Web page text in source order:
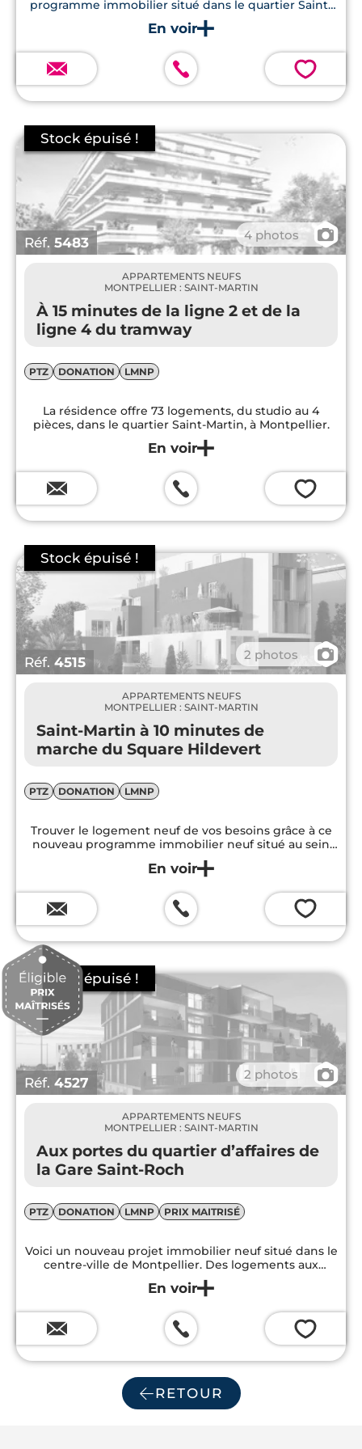
programme immobilier situé dans le quartier Saint-
Martin au sud de Montpellier...
💗
Réf. 5483 4 photos 📷
APPARTEMENTS NEUFS
MONTPELLIER : SAINT-MARTIN
À 15 minutes de la ligne 2 et de la
ligne 4 du tramway
PTZ DONATION LMNP
La résidence offre 73 logements, du studio au 4
pièces, dans le quartier Saint-Martin, à Montpellier.
💗
Réf. 4515 2 photos 📷
APPARTEMENTS NEUFS
MONTPELLIER : SAINT-MARTIN
Saint-Martin à 10 minutes de
marche du Square Hildevert
PTZ DONATION LMNP
Trouver le logement neuf de vos besoins grâce à ce
nouveau programme immobilier neuf situé au sein
de la ville de Montpellier. Des appartements de 2 à 4
pièces sont proposés. Tous disposent de très bonnes
💗
Réf. 4527 2 photos 📷
APPARTEMENTS NEUFS
MONTPELLIER : SAINT-MARTIN
Aux portes du quartier d’affaires de
la Gare Saint-Roch
PTZ DONATION LMNP PRIX MAITRISÉ
Voici un nouveau projet immobilier neuf situé dans le
centre-ville de Montpellier. Des logements aux
typologies variées vous sont proposés. Tous
disposent de très prestations assurant un cadre de
💗
RETOUR